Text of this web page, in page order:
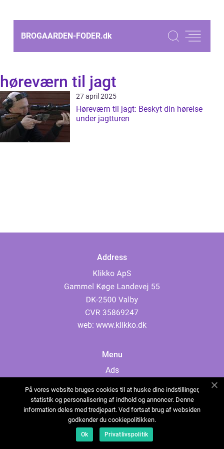
BROGAARDEN-FODER.dk
høreværn til jagt
27 april 2025
Høreværn til jagt: Beskyt din hørelse
under jagtturen
Address
web: www.klikko.dk
Menu
Ads
Cookies
Contact
Sitemap
På vores website bruges cookies til at huske dine indstillinger,
statistik og personalisering af indhold og annoncer. Denne
information deles med tredjepart. Ved fortsat brug af websiden
godkender du cookiepolitikken.
Ok Privatlivspolitik